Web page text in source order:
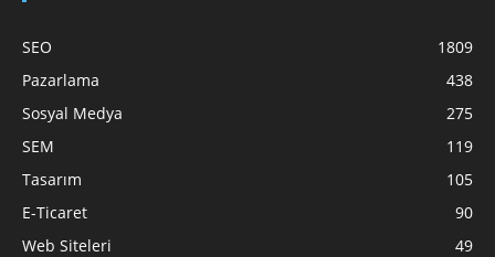
SEO
1809
Pazarlama
438
Sosyal Medya
275
SEM
119
Tasarım
105
E-Ticaret
90
Web Siteleri
49